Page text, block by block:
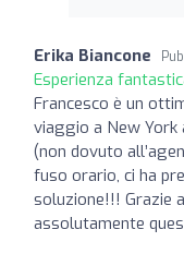
Erika Biancone
Esperienza
Francesco è un
viaggio a New York
(non dovuto
fuso orario, ci ha
soluzione!!! Grazie
assolutamente